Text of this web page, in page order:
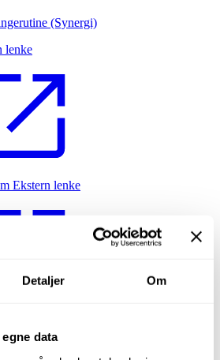
Detaljer Om
data
(Synergi)
lenke
Ekstern lenke